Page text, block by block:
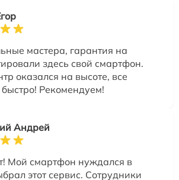
мастера, гарантия на
здесь свой смартфон.
оказался на высоте, все
Рекомендуем!
Андрей
Мой смартфон нуждался в
этот сервис. Сотрудники